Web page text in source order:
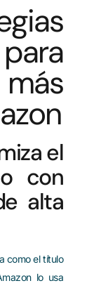
el
con
alta
como el título
lo usa